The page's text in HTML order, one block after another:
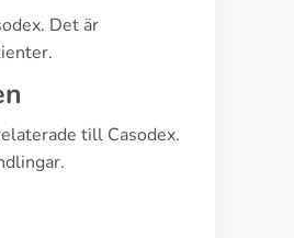
Det är
till Casodex.